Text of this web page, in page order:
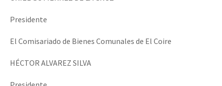
Presidente
El Comisariado de Bienes Comunales de El Coire
HÉCTOR ALVAREZ SILVA